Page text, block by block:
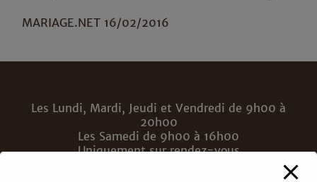
MARIAGE.NET 16/02/2016
Les Lundi, Mardi, Jeudi et Vendredi de 9h00 à
20h00
Les Samedi de 9h00 à 16h00
Uniquement sur rendez-vous